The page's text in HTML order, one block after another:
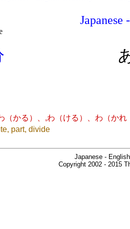
（かる）、,わ（ける）、わ（かれ
part, divide
Japanese -
Copyright 2002 - 2015